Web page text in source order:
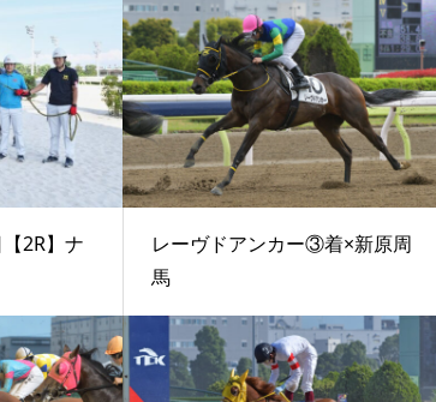
2R】ナ
レーヴドアンカー③着×新原周
馬